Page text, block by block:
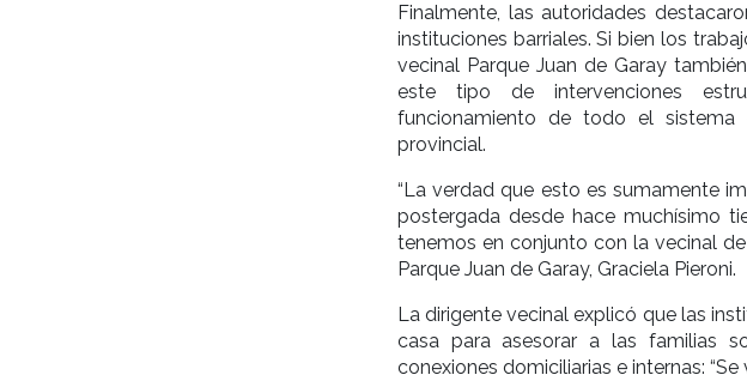
Finalmente, las autoridades
instituciones barriales. Si bien los
vecinal Parque Juan de Garay
este tipo de intervenciones
funcionamiento de todo el
provincial.
“La verdad que esto es sumamente
postergada desde hace muchísimo
tenemos en conjunto con la vecinal
Parque Juan de Garay, Graciela Pieroni.
La dirigente vecinal explicó que las
casa para asesorar a las familias
conexiones domiciliarias e internas: